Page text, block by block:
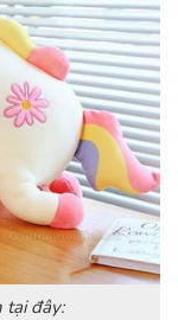
tại đây: